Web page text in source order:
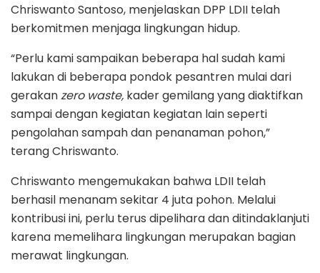
Chriswanto Santoso, menjelaskan DPP LDII telah
berkomitmen menjaga lingkungan hidup.
“Perlu kami sampaikan beberapa hal sudah kami
lakukan di beberapa pondok pesantren mulai dari
gerakanzero waste, kader gemilang yang diaktifkan
sampai dengan kegiatan kegiatan lain seperti
pengolahan sampah dan penanaman pohon,”
terang Chriswanto.
Chriswanto mengemukakan bahwa LDII telah
berhasil menanam sekitar 4 juta pohon. Melalui
kontribusi ini, perlu terus dipelihara dan ditindaklanjuti
karena memelihara lingkungan merupakan bagian
merawat lingkungan.